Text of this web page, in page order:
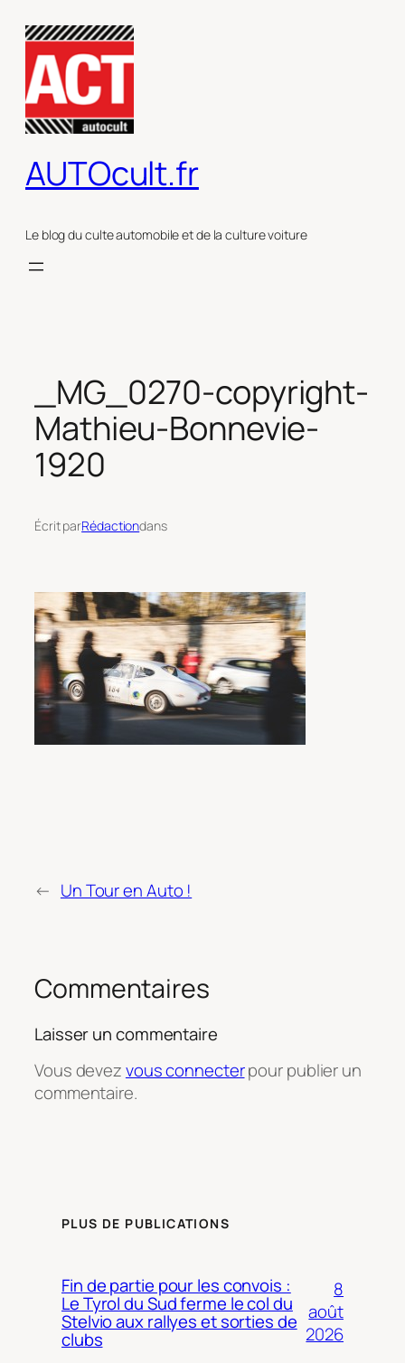
contenu
AUTOcult.fr
Le blog du culte automobile et de la culture voiture
_MG_0270-copyright-
Mathieu-Bonnevie-
1920
Écrit parRédactiondans
← Un Tour en Auto !
Commentaires
Laisser un commentaire
Vous devezvous connecterpour publier un
commentaire.
PLUS DE PUBLICATIONS
Fin de partie pour les convois :
Le Tyrol du Sud ferme le col du
Stelvio aux rallyes et sorties de
clubs
8
août
2026